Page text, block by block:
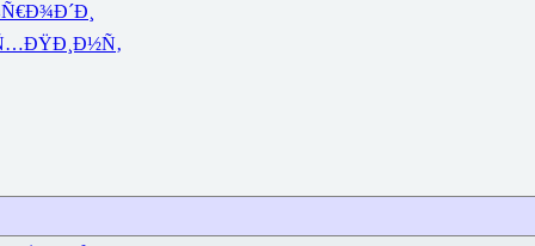
Ñ€Ð¾Ð´Ð¸
ÐŸÐ¸Ð½Ñ‚